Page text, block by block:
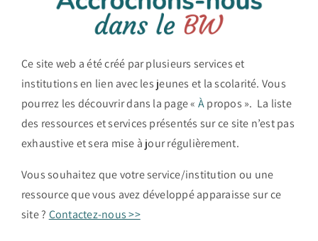
Ce site web a été créé par plusieurs services et
institutions en lien avec les jeunes et la scolarité. Vous
pourrez les découvrir dans la page « Àpropos ». La liste
des ressources et services présentés sur ce site n’est pas
exhaustive et sera mise à jour régulièrement.
Vous souhaitez que votre service/institution ou une
ressource que vous avez développé apparaisse sur ce
site ? Contactez-nous >>